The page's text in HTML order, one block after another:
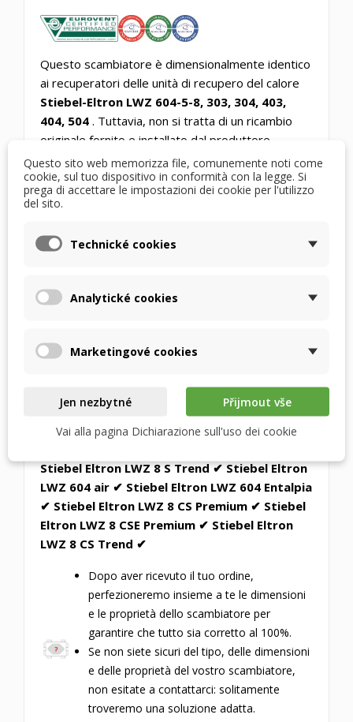
Questo scambiatore è dimensionalmente identico
ai recuperatori delle unità di recupero del calore
Stiebel-Eltron LWZ 604-5-8, 303, 304, 403,
404, 504 . Tuttavia, non si tratta di un ricambio
originale fornito e installato dal produttore
dell'unità, pertanto il suo utilizzo è a discrezione
dell'utente RJ.
LO SCAMBIATORE È COMPATIBILE CON LE
Stiebel Eltron LWZ 304 SOL E CH ✔ Stiebel
Eltron LWZ 404 flex ✔ Stiebel Eltron LWZ 404
Eltron LWZ 504 ✔ Stiebel Eltron LWZ 504 E ✔
Stiebel Eltron LWZ 5 CS Premium ✔ Stiebel
Eltron LWZ 5 CSE Premium ✔ Stiebel Eltron
Stiebel Eltron LWZ 8 S Trend ✔ Stiebel Eltron
LWZ 604 air ✔ Stiebel Eltron LWZ 604 Entalpia
✔ Stiebel Eltron LWZ 8 CS Premium ✔ Stiebel
Eltron LWZ 8 CSE Premium ✔ Stiebel Eltron
LWZ 8 CS Trend ✔
Dopo aver ricevuto il tuo ordine,
perfezioneremo insieme a te le dimensioni
e le proprietà dello scambiatore per
garantire che tutto sia corretto al 100%.
Se non siete sicuri del tipo, delle dimensioni
e delle proprietà del vostro scambiatore,
non esitate a contattarci: solitamente
troveremo una soluzione adatta.
Questo sito web memorizza file, comunemente noti come
cookie, sul tuo dispositivo in conformità con la legge. Si
prega di accettare le impostazioni dei cookie per l'utilizzo
del sito.
Technické cookies
Analytické cookies
Marketingové cookies
Jen nezbytné
Přijmout vše
Vai alla pagina Dichiarazione sull'uso dei cookie